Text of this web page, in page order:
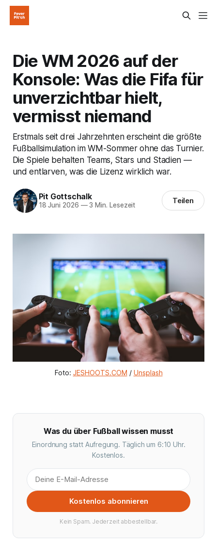
Die WM 2026 auf der
Konsole: Was die Fifa für
unverzichtbar hielt,
vermisst niemand
Erstmals seit drei Jahrzehnten erscheint die größte
Fußballsimulation im WM-Sommer ohne das Turnier.
Die Spiele behalten Teams, Stars und Stadien —
und entlarven, was die Lizenz wirklich war.
Pit Gottschalk
18 Juni 2026 —3 Min. Lesezeit Teilen
Foto: JESHOOTS.COM / Unsplash
Was du über Fußball wissen musst
Einordnung statt Aufregung. Täglich um 6:10 Uhr.
Kostenlos.
Kostenlos abonnieren
Kein Spam. Jederzeit abbestellbar.